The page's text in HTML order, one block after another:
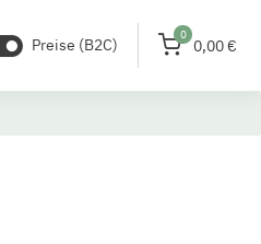
Preise (B2C)
0
0,00 €